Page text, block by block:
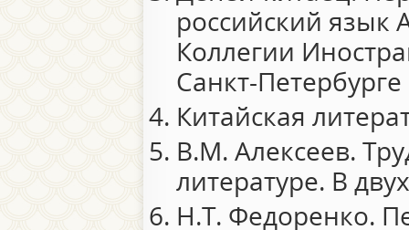
российский язык
Коллегии
Санкт-Петербурге
Китайская
В.М. Алексеев.
литературе. В
Н.Т. Федоренко.